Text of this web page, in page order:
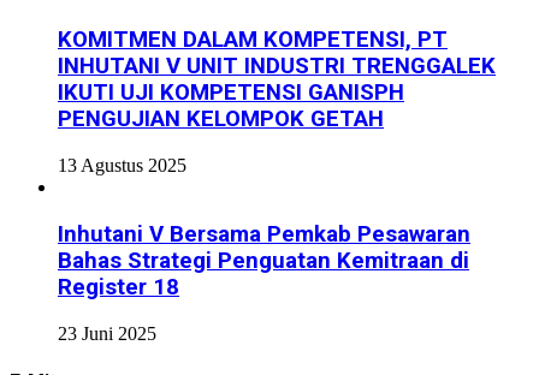
KOMITMEN DALAM KOMPETENSI, PT
INHUTANI V UNIT INDUSTRI TRENGGALEK
IKUTI UJI KOMPETENSI GANISPH
PENGUJIAN KELOMPOK GETAH
13 Agustus 2025
Inhutani V Bersama Pemkab Pesawaran
Bahas Strategi Penguatan Kemitraan di
Register 18
23 Juni 2025